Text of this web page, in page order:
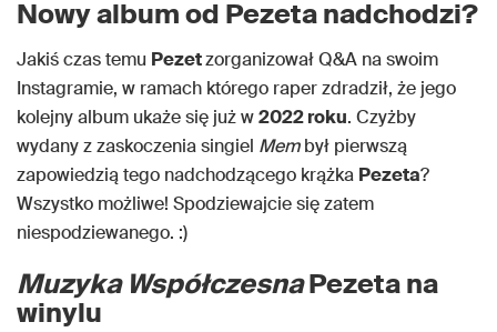
Nowy album od Pezeta nadchodzi?
Jakiś czas temu Pezetzorganizował Q&A na swoim
Instagramie, w ramach którego raper zdradził, że jego
kolejny album ukaże się już w2022 roku. Czyżby
wydany z zaskoczenia singiel Membył pierwszą
zapowiedzią tego nadchodzącego krążka Pezeta?
Wszystko możliwe! Spodziewajcie się zatem
niespodziewanego. :)
Muzyka WspółczesnaPezeta na
winylu